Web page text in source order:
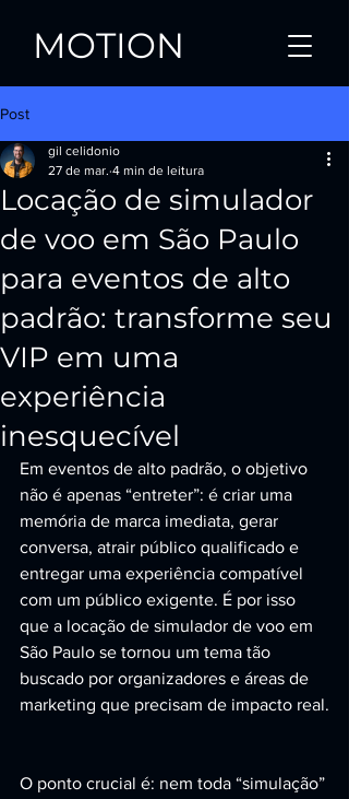
MOTION
Post
Locação de simulador
de voo em São Paulo
para eventos de alto
padrão: transforme seu
VIP em uma
experiência
inesquecível
gil celidonio
27 de mar. 4 min de leitura
Em eventos de alto padrão, o objetivo
não é apenas “entreter”: é criar uma
memória de marca imediata, gerar
conversa, atrair público qualificado e
entregar uma experiência compatível
com um público exigente. É por isso
que a locação de simulador de voo em
São Paulo se tornou um tema tão
buscado por organizadores e áreas de
marketing que precisam de impacto real.
O ponto crucial é: nem toda “simulação”